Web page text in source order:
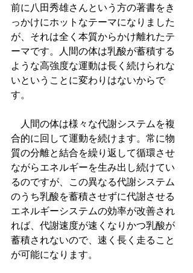
前に八田秀雄さんという方の著書をき
っかけにホットなテーマになりました
が、それは全く本質からかけ離れたテ
ーマです。人間の体は乳酸が蓄積する
ような高強度な運動は長く続けられな
いということに変わりはないからで
す。
人間の体は様々な代謝システムを複
合的に回して運動を続けます。常に物
質の分離と結合を繰り返して循環させ
ながらエネルギーを生み出し続けてい
るのですが、この異なる代謝システム
のうち乳酸を蓄積させずに代謝させる
エネルギーシステムの効率が改善され
れば、代謝速度が速くなりかつ乳酸が
蓄積されないので、速く長く走ること
が可能になります。